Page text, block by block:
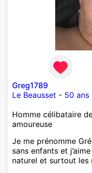
Greg1789
Le Beausset - 50 ans
Homme célibataire
amoureuse
Je me prénomme
sans enfants et
naturel et surtout les